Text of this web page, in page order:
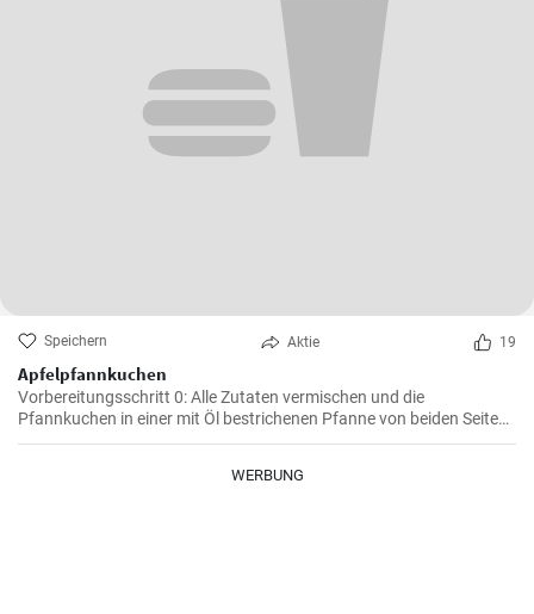
Speichern Aktie 19
Apfelpfannkuchen
Vorbereitungsschritt 0: Alle Zutaten vermischen und die
Pfannkuchen in einer mit Öl bestrichenen Pfanne von beiden Seiten
braten.
WERBUNG